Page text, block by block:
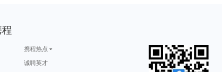
携程热点
诚聘英才